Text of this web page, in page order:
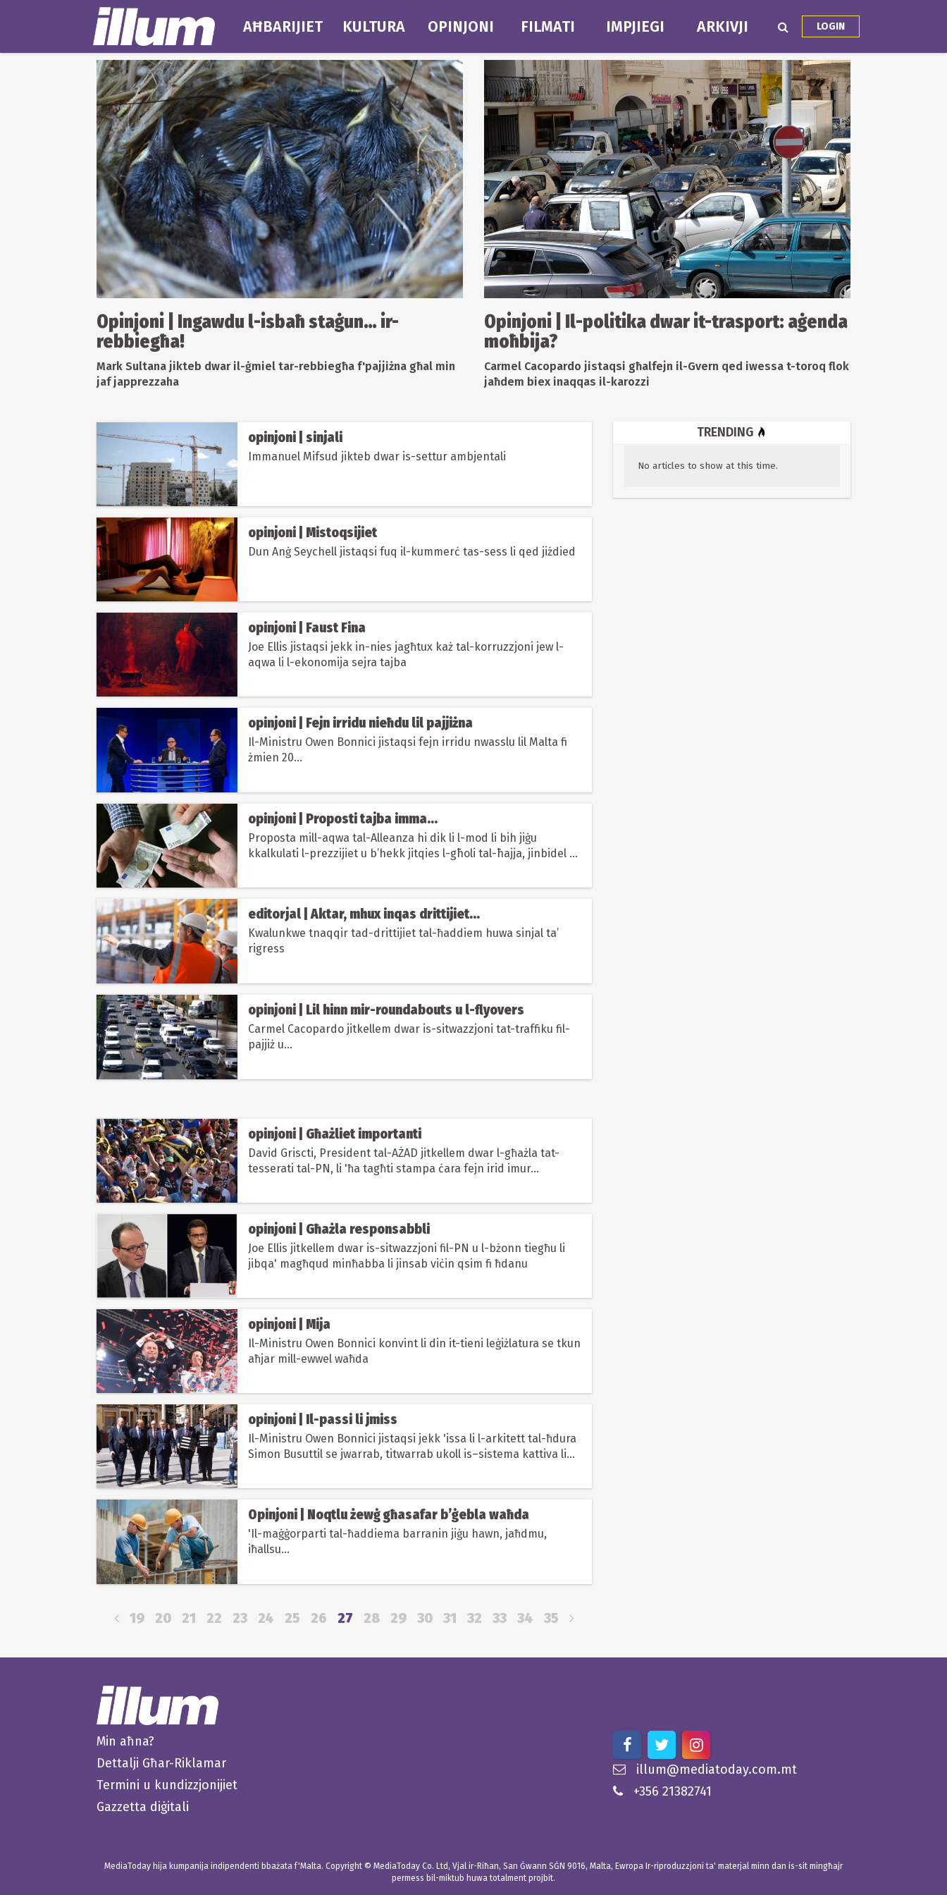
AĦBARIJIET KULTURA OPINJONI FILMATI IMPJIEGI ARKIVJI LOGIN
Opinjoni | Ingawdu l-isbaħ staġun… ir-
rebbiegħa!
Mark Sultana jikteb dwar il-ġmiel tar-rebbiegħa f'pajjiżna għal min
jaf japprezzaha
Opinjoni | Il-politika dwar it-trasport: aġenda
moħbija?
Carmel Cacopardo jistaqsi għalfejn il-Gvern qed iwessa t-toroq flok
jaħdem biex inaqqas il-karozzi
opinjoni | sinjali
Immanuel Mifsud jikteb dwar is-settur ambjentali
opinjoni | Mistoqsijiet
Dun Anġ Seychell jistaqsi fuq il-kummerċ tas-sess li qed jiżdied
opinjoni | Faust Fina
Joe Ellis jistaqsi jekk in-nies jagħtux każ tal-korruzzjoni jew l-
aqwa li l-ekonomija sejra tajba
opinjoni | Fejn irridu nieħdu lil pajjiżna
Il-Ministru Owen Bonnici jistaqsi fejn irridu nwasslu lil Malta fi
żmien 20...
opinjoni | Proposti tajba imma...
Proposta mill-aqwa tal-Alleanza hi dik li l-mod li bih jiġu
kkalkulati l-prezzijiet u b’hekk jitqies l-gћoli tal-ћajja, jinbidel u
editorjal | Aktar, mhux inqas drittijiet...
Kwalunkwe tnaqqir tad-drittijiet tal-ħaddiem huwa sinjal ta’
rigress
opinjoni | Lil hinn mir-roundabouts u l-flyovers
Carmel Cacopardo jitkellem dwar is-sitwazzjoni tat-traffiku fil-
pajjiż u...
opinjoni | Għażliet importanti
David Griscti, President tal-AŻAD jitkellem dwar l-għażla tat-
tesserati tal-PN, li 'ħa tagħti stampa ċara fejn irid imur...
opinjoni | Għażla responsabbli
Joe Ellis jitkellem dwar is-sitwazzjoni fil-PN u l-bżonn tiegħu li
jibqa' magħqud minħabba li jinsab viċin qsim fi ħdanu
opinjoni | Mija
Il-Ministru Owen Bonnici konvint li din it-tieni leġiżlatura se tkun
aħjar mill-ewwel waħda
opinjoni | Il-passi li jmiss
Il-Ministru Owen Bonnici jistaqsi jekk 'issa li l-arkitett tal-ħdura
Simon Busuttil se jwarrab, titwarrab ukoll is–sistema kattiva li
Opinjoni | Noqtlu żewġ għasafar b’ġebla waħda
'Il-maġġorparti tal-ħaddiema barranin jiġu hawn, jaħdmu,
iħallsu...
19 20 21 22 23 24 25 26 27 28 29 30 31 32 33 34 35
TRENDING
Min aħna?
Dettalji Għar-Riklamar
Termini u kundizzjonijiet
Gazzetta diġitali
illum@mediatoday.com.mt
+356 21382741
MediaToday hija kumpanija indipendenti bbażata f'Malta. Copyright © MediaToday Co. Ltd, Vjal ir-Riħan, San Ġwann SĠN 9016, Malta, Ewropa Ir-riproduzzjoni ta' materjal minn dan is-sit mingħajr
permess bil-miktub huwa totalment projbit.